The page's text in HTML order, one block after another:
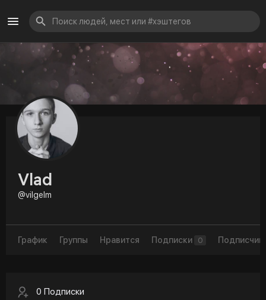
Vlad
@vilgelm
График Группы Нравится Подписки 0
0 Подписки